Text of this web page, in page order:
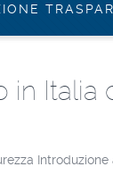
Italia
Introduzione